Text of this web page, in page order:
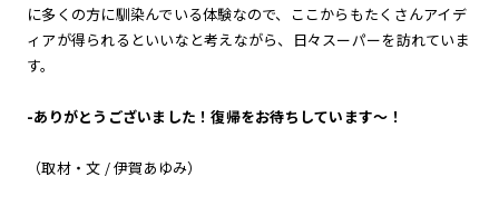
に多くの方に馴染んでいる体験なので、ここからもたくさんアイデ
ィアが得られるといいなと考えながら、日々スーパーを訪れていま
す。
-ありがとうございました！復帰をお待ちしています〜！
（取材・文 / 伊賀あゆみ）